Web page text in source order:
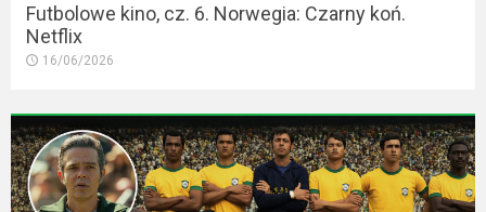
2015
2014
Futbolowe kino, cz. 6. Norwegia: Czarny koń.
Netflix
16/06/2026